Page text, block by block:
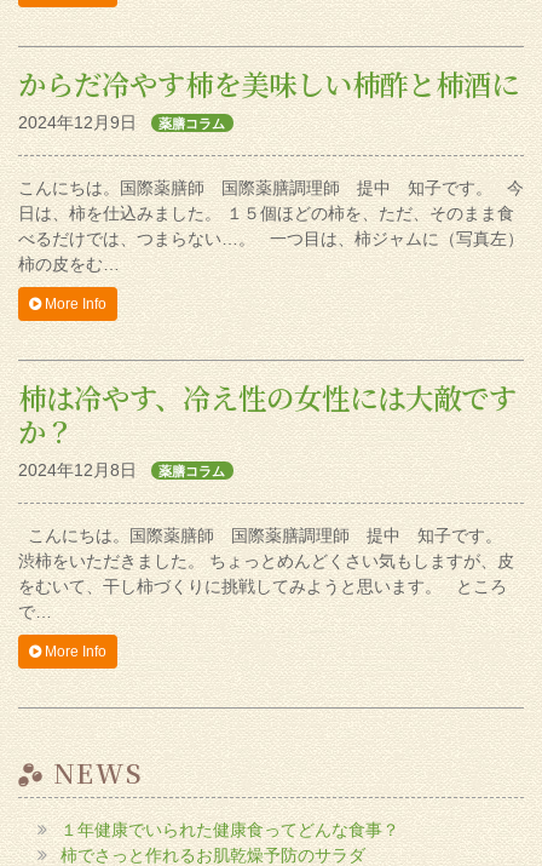
からだ冷やす柿を美味しい柿酢と柿酒に
2024年12月9日 薬膳コラム
こんにちは。国際薬膳師 国際薬膳調理師 提中 知子です。 今
日は、柿を仕込みました。 １５個ほどの柿を、ただ、そのまま食
べるだけでは、つまらない…。 一つ目は、柿ジャムに（写真左）
柿の皮をむ…
More Info
柿は冷やす、冷え性の女性には大敵です
か？
2024年12月8日 薬膳コラム
こんにちは。国際薬膳師 国際薬膳調理師 提中 知子です。
渋柿をいただきました。 ちょっとめんどくさい気もしますが、皮
をむいて、干し柿づくりに挑戦してみようと思います。 ところ
で…
More Info
NEWS
１年健康でいられた健康食ってどんな食事？
柿でさっと作れるお肌乾燥予防のサラダ